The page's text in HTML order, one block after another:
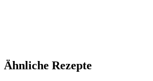
Ähnliche Rezepte